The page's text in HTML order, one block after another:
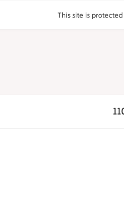
This site is